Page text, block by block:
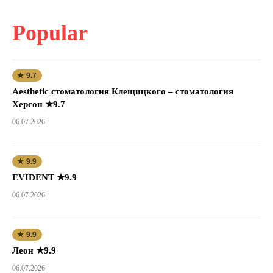
Popular
★ 9.7
Aesthetic стоматология Клещицкого – стоматология
Херсон ★9.7
06.07.2026
★ 9.9
EVIDENT ★9.9
06.07.2026
★ 9.9
Леон ★9.9
06.07.2026